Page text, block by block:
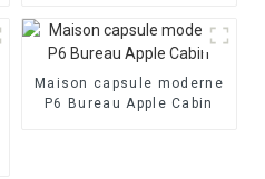
Maison capsule moderne
P6 Bureau Apple Cabin